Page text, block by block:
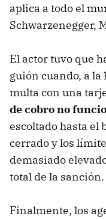
aplica a todo el
Schwarzenegger,
El actor tuvo que
guión cuando, a la
multa con una
de cobro no
escoltado hasta el
cerrado y los
demasiado
total de la sanción.
Finalmente, los